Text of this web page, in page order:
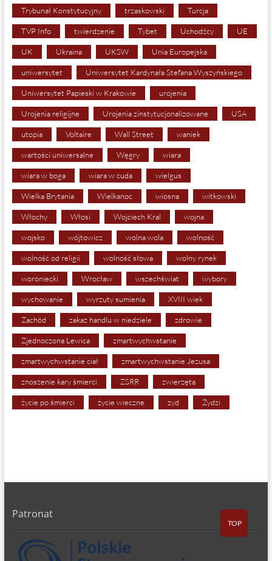
Trybunał Konstytucyjny trzaskowski Turcja
TVP Info twierdzenie Tybet Uchodźcy UE
UK Ukraina UKSW Unia Europejska
uniwersytet Uniwersytet Kardynała Stefana Wyszyńskiego
Uniwersytet Papieski w Krakowie urojenia
Urojenia religijne Urojenia zinstytucjonalizowane USA
utopia Voltaire Wall Street waniek
wartości uniwersalne Węgry wiara
wiara w boga wiara w cuda wielgus
Wielka Brytania Wielkanoc wiosna witkowski
Włochy Włosi Wojciech Kral wojna
wojsko wójtowicz wolna wola wolność
wolność od religii wolność słowa wolny rynek
woroniecki Wrocław wszechświat wybory
wychowanie wyrzuty sumienia XVIII wiek
Zachód zakaz handlu w niedziele zdrowie
Zjednoczona Lewica zmartwychwstanie
zmartwychwstanie ciał zmartwychwstanie Jezusa
znoszenie kary śmierci ZSRR zwierzęta
życie po śmierci życie wieczne żyd Żydzi
Patronat
TOP